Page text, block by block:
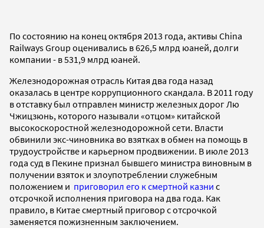
По состоянию на конец октября 2013 года, активы China
Railways Group оценивались в 626,5 млрд юаней, долги
компании - в 531,9 млрд юаней.
Железнодорожная отрасль Китая два года назад
оказалась в центре коррупционного скандала. В 2011 году
в отставку был отправлен министр железных дорог Лю
Чжицзюнь, которого называли «отцом» китайской
высокоскоростной железнодорожной сети. Власти
обвинили экс-чиновника во взятках в обмен на помощь в
трудоустройстве и карьерном продвижении. В июле 2013
года суд в Пекине признал бывшего министра виновным в
получении взяток и злоупотреблении служебным
положением и приговорил его к смертной казни с
отсрочкой исполнения приговора на два года. Как
правило, в Китае смертный приговор с отсрочкой
заменяется пожизненным заключением.